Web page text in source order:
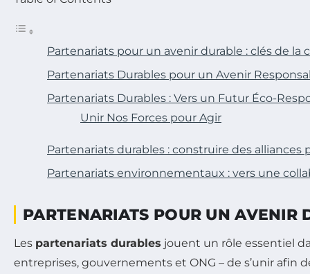
Partenariats pour un avenir durable : clés de la
Partenariats Durables pour un Avenir
Partenariats Durables : Vers un Futur Éco-
Unir Nos Forces pour Agir
Partenariats durables : construire des alliances
Partenariats environnementaux : vers une
PARTENARIATS POUR UN AVENIR
Les partenariats durables jouent un rôle essentiel
entreprises, gouvernements et ONG – de s’unir